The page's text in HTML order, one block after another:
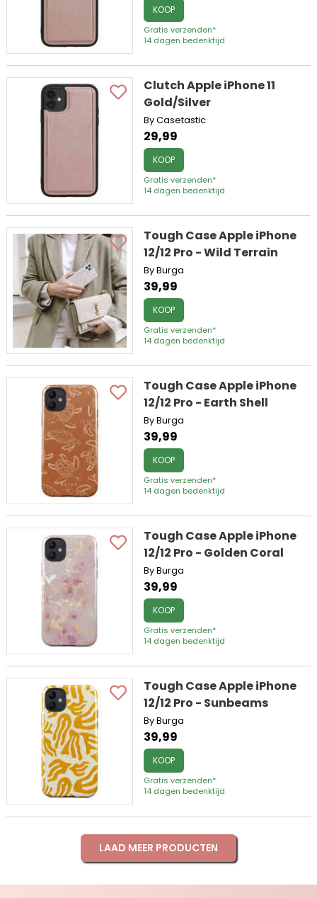
KOOP
Gratis verzenden*
14 dagen bedenktijd
Clutch Apple iPhone 11
Gold/Silver
By Casetastic
29,99
KOOP
Gratis verzenden*
14 dagen bedenktijd
Tough Case Apple iPhone
12/12 Pro - Wild Terrain
By Burga
39,99
KOOP
Gratis verzenden*
14 dagen bedenktijd
Tough Case Apple iPhone
12/12 Pro - Earth Shell
By Burga
39,99
KOOP
Gratis verzenden*
14 dagen bedenktijd
Tough Case Apple iPhone
12/12 Pro - Golden Coral
By Burga
39,99
KOOP
Gratis verzenden*
14 dagen bedenktijd
Tough Case Apple iPhone
12/12 Pro - Sunbeams
By Burga
39,99
KOOP
Gratis verzenden*
14 dagen bedenktijd
LAAD MEER PRODUCTEN